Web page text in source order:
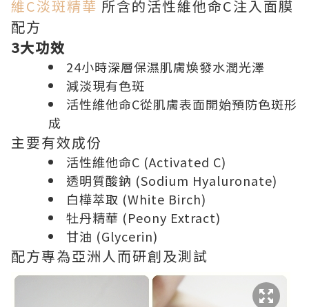
維C淡斑精華 所含的活性維他命C注入面膜
配方
3大功效
24小時深層保濕肌膚煥發水潤光澤
減淡現有色斑
活性維他命C從肌膚表面開始預防色斑形
成
主要有效成份
活性維他命C (Activated C)
透明質酸鈉 (Sodium Hyaluronate)
白樺萃取 (White Birch)
牡丹精華 (Peony Extract)
甘油 (Glycerin)
配方專為亞洲人而研創及測試